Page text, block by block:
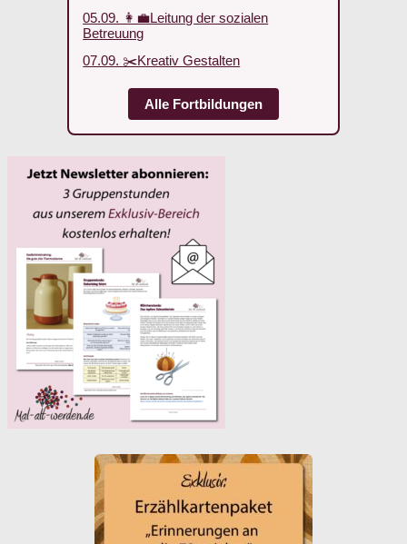
05.09. 👩‍💼Leitung der sozialen
Betreuung
07.09. ✂️Kreativ Gestalten
Alle Fortbildungen